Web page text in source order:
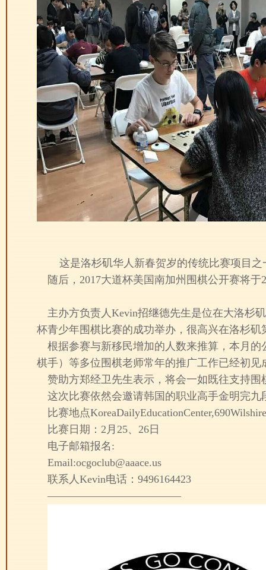
这是洛杉矶华人新春贺岁的传统比赛项目之
随后，2017大道杯美国南加州围棋公开赛将
主办方负责人Kevin招继德先生是位在大洛杉
杯青少年围棋比赛的成功举办，很高兴在洛杉
根据参赛与新移民增加的人数来推算，本月
棋手）等多位围棋老师常年的推广工作已经初见
赞助方郑经卫先生表示，将会一如既往支持围
这次比赛依然会邀请韩国的职业高手金明完
比赛地点
比赛日期：2月25、26日
电子邮箱报名:
Email:ocgoclub@aaace.us
联系人Kevin电话：9496164423
————————————–